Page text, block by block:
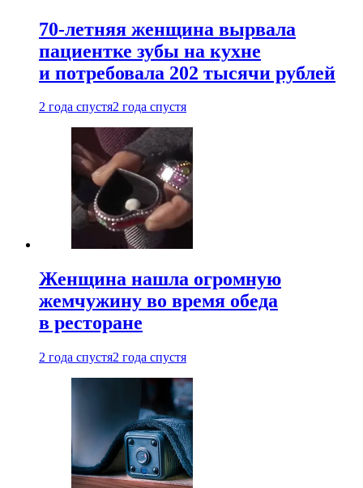
70-летняя женщина вырвала
пациентке зубы на кухне
и потребовала 202 тысячи рублей
2 года спустя2 года спустя
Женщина нашла огромную
жемчужину во время обеда
в ресторане
2 года спустя2 года спустя